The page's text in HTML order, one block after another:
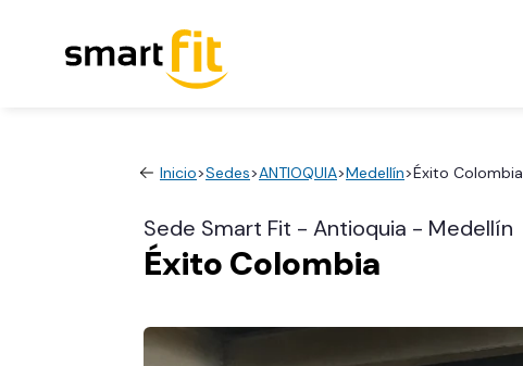
Inicio>Sedes>ANTIOQUIA>Medellín>Éxito Colombia
Sede Smart Fit - Antioquia - Medellín
Éxito Colombia